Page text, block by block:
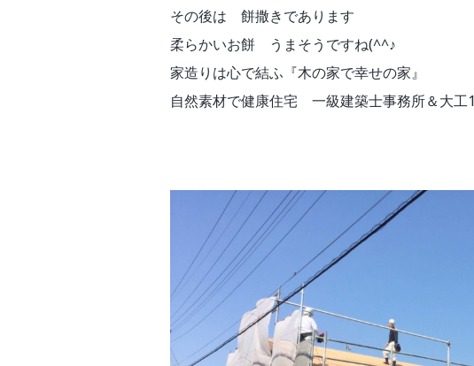
その後は 餅撒きであります
柔らかいお餅 うまそうですね(^^♪
家造りは心で結ふ『木の家で幸せの家』
自然素材で健康住宅 一級建築士事務所＆大工